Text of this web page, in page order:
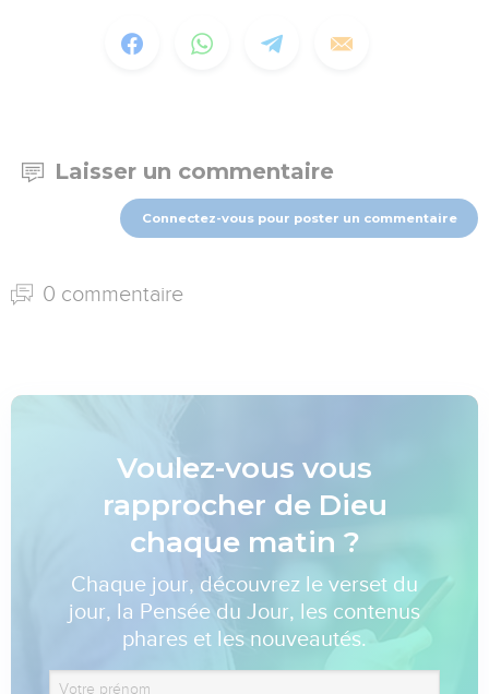
Laisser un commentaire
Connectez-vous pour poster un commentaire
0 commentaire
Voulez-vous vous
rapprocher de Dieu
chaque matin ?
Chaque jour, découvrez le verset du
jour, la Pensée du Jour, les contenus
phares et les nouveautés.